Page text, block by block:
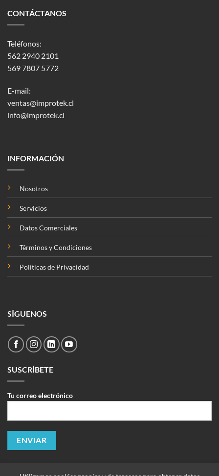
CONTÁCTANOS
Teléfonos:
562 2940 2101
569 7807 5772
E-mail:
ventas@improtek.cl
info@improtek.cl
INFORMACIÓN
Nosotros
Servicios
Datos Comerciales
Términos y Condiciones
Políticas de Privacidad
SÍGUENOS
SUSCRÍBETE
Tu correo electrónico